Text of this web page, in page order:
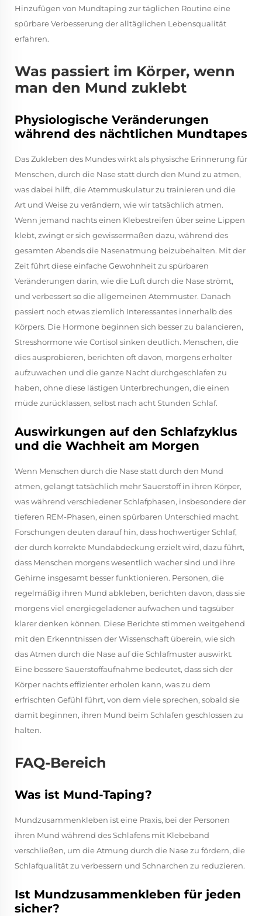
Hinzufügen von Mundtaping zur täglichen Routine eine
spürbare Verbesserung der alltäglichen Lebensqualität
erfahren.
Was passiert im Körper, wenn
man den Mund zuklebt
Physiologische Veränderungen
während des nächtlichen Mundtapes
Das Zukleben des Mundes wirkt als physische Erinnerung für
Menschen, durch die Nase statt durch den Mund zu atmen,
was dabei hilft, die Atemmuskulatur zu trainieren und die
Art und Weise zu verändern, wie wir tatsächlich atmen.
Wenn jemand nachts einen Klebestreifen über seine Lippen
klebt, zwingt er sich gewissermaßen dazu, während des
gesamten Abends die Nasenatmung beizubehalten. Mit der
Zeit führt diese einfache Gewohnheit zu spürbaren
Veränderungen darin, wie die Luft durch die Nase strömt,
und verbessert so die allgemeinen Atemmuster. Danach
passiert noch etwas ziemlich Interessantes innerhalb des
Körpers. Die Hormone beginnen sich besser zu balancieren,
Stresshormone wie Cortisol sinken deutlich. Menschen, die
dies ausprobieren, berichten oft davon, morgens erholter
aufzuwachen und die ganze Nacht durchgeschlafen zu
haben, ohne diese lästigen Unterbrechungen, die einen
müde zurücklassen, selbst nach acht Stunden Schlaf.
Auswirkungen auf den Schlafzyklus
und die Wachheit am Morgen
Wenn Menschen durch die Nase statt durch den Mund
atmen, gelangt tatsächlich mehr Sauerstoff in ihren Körper,
was während verschiedener Schlafphasen, insbesondere der
tieferen REM-Phasen, einen spürbaren Unterschied macht.
Forschungen deuten darauf hin, dass hochwertiger Schlaf,
der durch korrekte Mundabdeckung erzielt wird, dazu führt,
dass Menschen morgens wesentlich wacher sind und ihre
Gehirne insgesamt besser funktionieren. Personen, die
regelmäßig ihren Mund abkleben, berichten davon, dass sie
morgens viel energiegeladener aufwachen und tagsüber
klarer denken können. Diese Berichte stimmen weitgehend
mit den Erkenntnissen der Wissenschaft überein, wie sich
das Atmen durch die Nase auf die Schlafmuster auswirkt.
Eine bessere Sauerstoffaufnahme bedeutet, dass sich der
Körper nachts effizienter erholen kann, was zu dem
erfrischten Gefühl führt, von dem viele sprechen, sobald sie
damit beginnen, ihren Mund beim Schlafen geschlossen zu
halten.
FAQ-Bereich
Was ist Mund-Taping?
Mundzusammenkleben ist eine Praxis, bei der Personen
ihren Mund während des Schlafens mit Klebeband
verschließen, um die Atmung durch die Nase zu fördern, die
Schlafqualität zu verbessern und Schnarchen zu reduzieren.
Ist Mundzusammenkleben für jeden
sicher?